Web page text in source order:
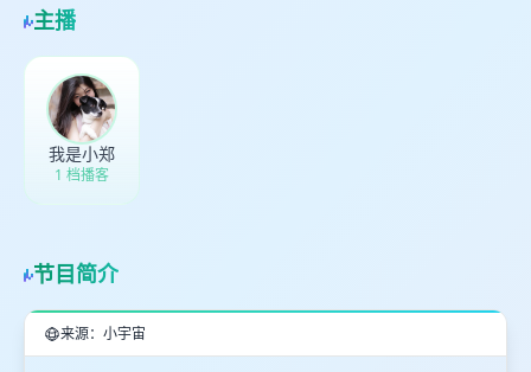
主播
我是小郑
1 档播客
节目简介
来源：小宇宙